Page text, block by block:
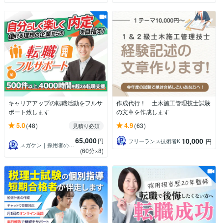
キャリアアップの転職活動をフルサ
ポート致します
5.0(48) 見積り必須
スガケン｜採用者の心をがっちり掴む転職術65,000円
(60分×8)
作成代行！ 土木施工管理技士試験
の文章を作成します
4.9(63)
フリーランス技術者K 10,000 円